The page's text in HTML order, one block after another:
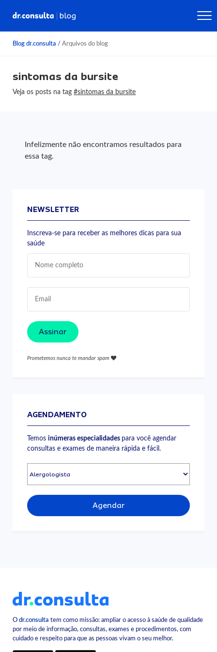
Blog dr.consulta / Arquivos do blog
sintomas da bursite
Veja os posts na tag#sintomas da bursite
Infelizmente não encontramos resultados para
essa tag.
NEWSLETTER
Inscreva-se para receber as melhores dicas para sua
saúde
Assinar
Prometemos nunca te mandar spam
AGENDAMENTO
Temosinúmeras especialidades para você agendar
consultas e exames de maneira rápida e fácil.
Agendar
Odr.consulta tem como missão: ampliar o acesso à saúde de qualidade
por meio de informação, consultas, exames e procedimentos, com
cuidado e respeito para que as pessoas vivam o seu melhor.